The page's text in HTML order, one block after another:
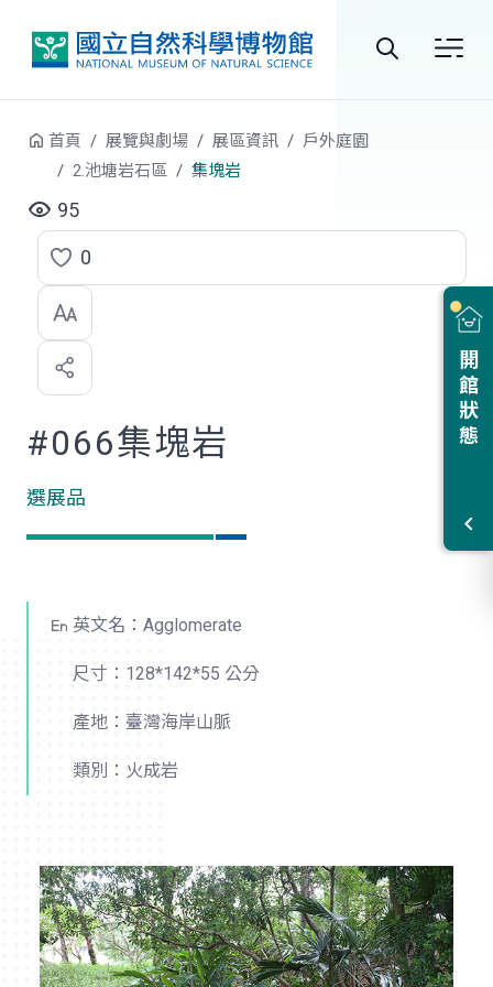
開館狀態
首頁 展覽與劇場 展區資訊
戶外庭園
2.池塘岩石區
集塊岩
95
點
選
喜
歡
0
#066集塊岩
選展品
英文名：Agglomerate
尺寸：128*142*55 公分
產地：臺灣海岸山脈
類別：火成岩